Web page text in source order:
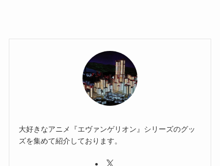
大好きなアニメ『エヴァンゲリオン』シリーズのグッ
ズを集めて紹介しております。